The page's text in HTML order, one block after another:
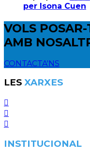
per Isona Cuen
VOLS POSAR-
AMB
CONTACTA'NS
LES XARXES
INSTITUCIONAL